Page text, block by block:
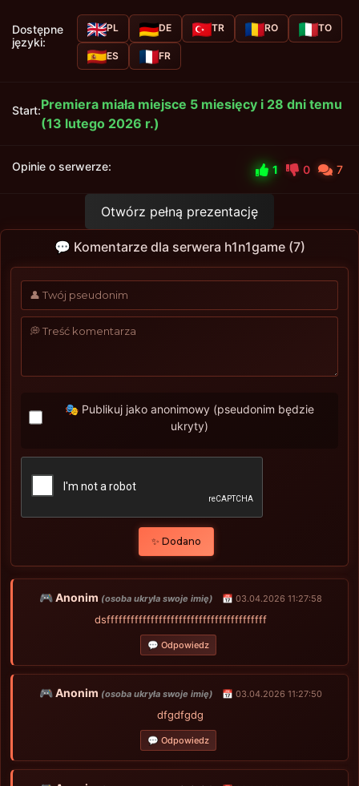
Dostępne
języki:
PL DE TR RO TO
ES FR
Start:Premiera miała miejsce 5 miesięcy i 28 dni temu
(13 lutego 2026 r.)
Opinie o serwerze: 1 0 7
Otwórz pełną prezentację
💬 Komentarze dla serwera h1n1game (7)
🎭 Publikuj jako anonimowy (pseudonim będzie
ukryty)
✨ Dodano
🎮 Anonim (osoba ukryła swoje imię) 📅 03.04.2026 11:27:58
dsffffffffffffffffffffffffffffffffffffffff
💬 Odpowiedz
🎮 Anonim (osoba ukryła swoje imię) 📅 03.04.2026 11:27:50
dfgdfgdg
💬 Odpowiedz